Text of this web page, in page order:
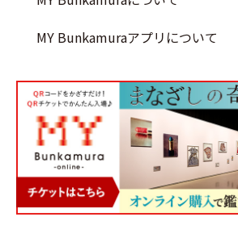
MY Bunkamuraアプリについて